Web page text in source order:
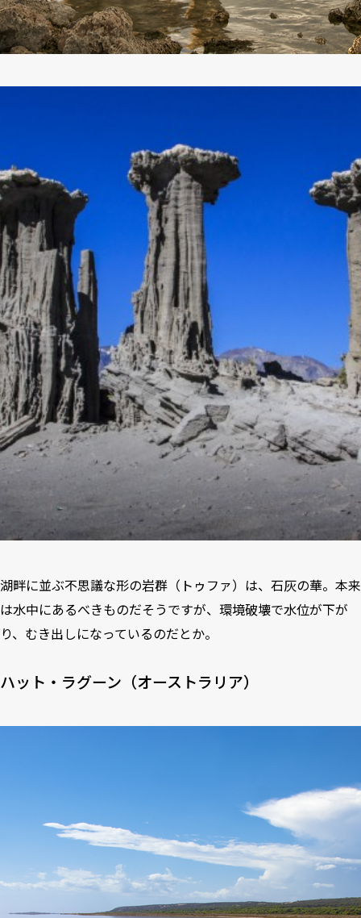
湖畔に並ぶ不思議な形の岩群（トゥファ）は、石灰の華。本来
は水中にあるべきものだそうですが、環境破壊で水位が下が
り、むき出しになっているのだとか。
ハット・ラグーン（オーストラリア）